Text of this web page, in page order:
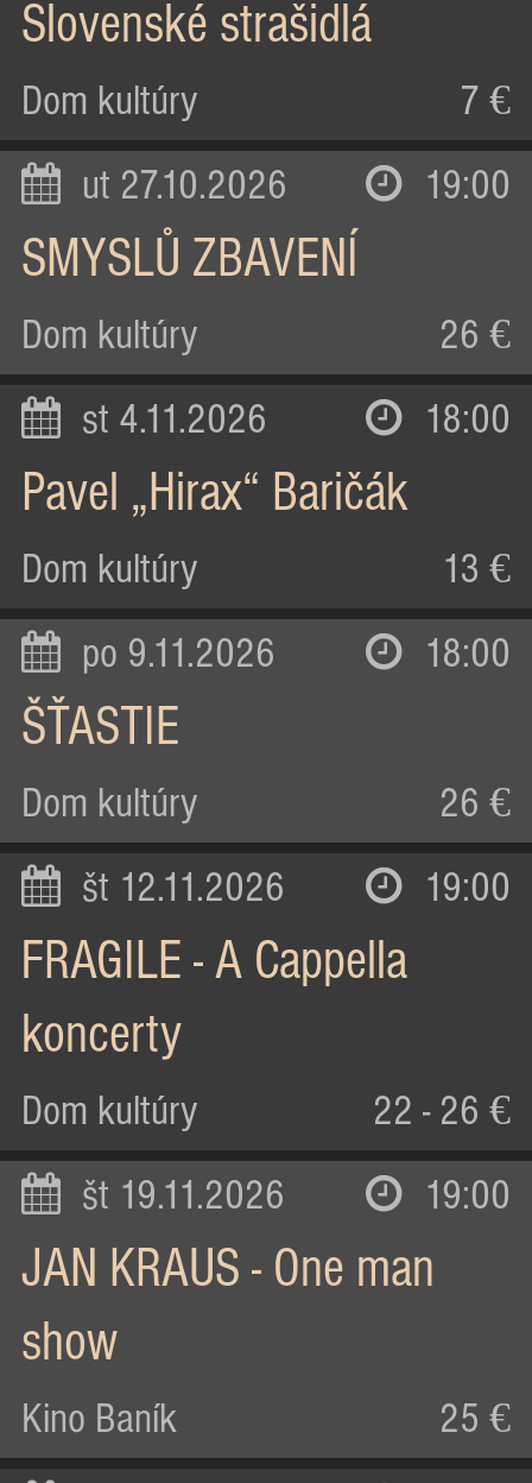
Slovenské strašidlá
Dom kultúry 7 €
ut 27.10.2026 19:00
SMYSLŮ ZBAVENÍ
Dom kultúry 26 €
st 4.11.2026 18:00
Pavel „Hirax“ Baričák
Dom kultúry 13 €
po 9.11.2026 18:00
ŠŤASTIE
Dom kultúry 26 €
št 12.11.2026 19:00
FRAGILE - A Cappella
koncerty
Dom kultúry 22 - 26 €
št 19.11.2026 19:00
JAN KRAUS - One man
show
Kino Baník 25 €